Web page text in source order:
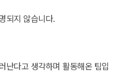
되지 않습니다.
난다고 생각하며 활동해온 팀입